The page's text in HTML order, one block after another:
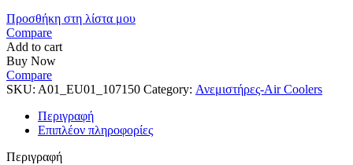
Προσθήκη στη λίστα μου
Compare
Add to cart
Buy Now
Compare
SKU: A01_EU01_107150 Category: Ανεμιστήρες-Air Coolers
Περιγραφή
Επιπλέον πληροφορίες
Περιγραφή